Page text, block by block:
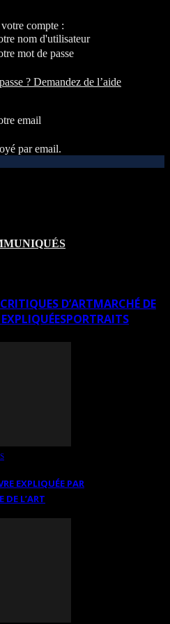
compte :
nom d'utilisateur
mot de passe
? Demandez de l’aide
email
par email.
CRITIQUES D’ARTMARCHÉ DE
PORTRAITS
EXPLIQUÉE PAR
DE L’ART